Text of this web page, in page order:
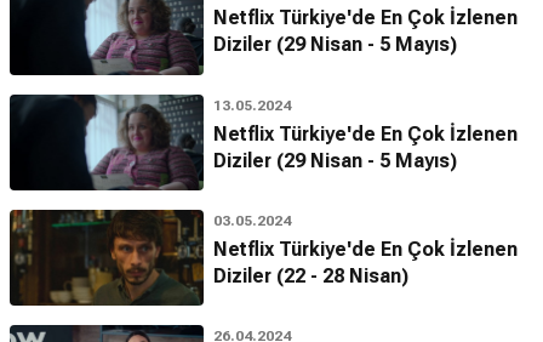
Netflix Türkiye'de En Çok İzlenen
Diziler (29 Nisan - 5 Mayıs)
13.05.2024
Netflix Türkiye'de En Çok İzlenen
Diziler (29 Nisan - 5 Mayıs)
03.05.2024
Netflix Türkiye'de En Çok İzlenen
Diziler (22 - 28 Nisan)
26.04.2024